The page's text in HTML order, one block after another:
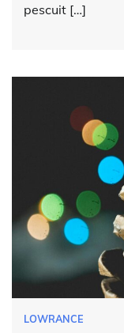
pescuit […]
LOWRANCE